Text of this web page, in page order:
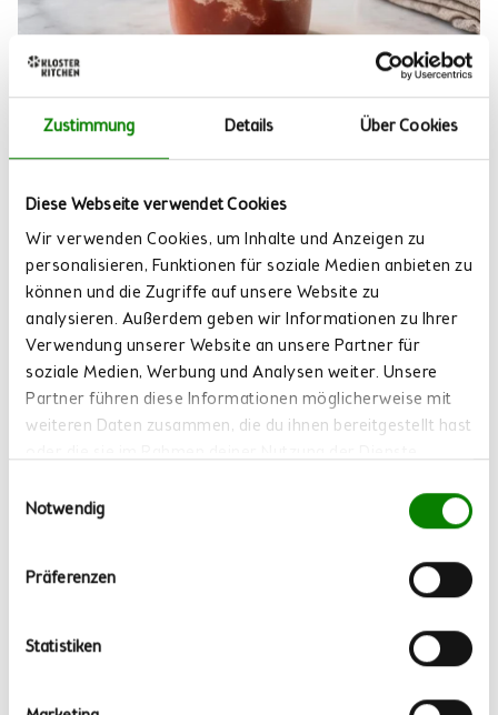
Zustimmung Details Über Cookies
Diese Webseite verwendet Cookies
Wir verwenden Cookies, um Inhalte und Anzeigen zu
personalisieren, Funktionen für soziale Medien anbieten zu
können und die Zugriffe auf unsere Website zu
analysieren. Außerdem geben wir Informationen zu Ihrer
Verwendung unserer Website an unsere Partner für
soziale Medien, Werbung und Analysen weiter. Unsere
Partner führen diese Informationen möglicherweise mit
weiteren Daten zusammen, die du ihnen bereitgestellt hast
Notwendig
Präferenzen
Statistiken
Smoothie
STRAWBERRY MATCHA LATTE MIT COLD
FOAM
Mehr lesen
Hauptgericht
CREMIGE ZITRONEN PASTA MIT INGWER